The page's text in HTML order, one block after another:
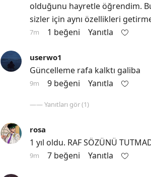
olduğunu hayretle öğrendim.
sizler için aynı özellikleri
7m 1 beğeni Yanıtla
userwo1
Güncelleme rafa kalktı galiba
9m 9 beğeni Yanıtla
—— Yanıtları gör (1)
rosa
1 yıl oldu. RAF SÖZÜNÜ
9m 7 beğeni Yanıtla